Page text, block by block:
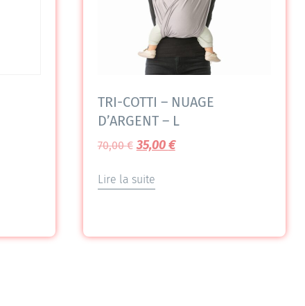
TRI-COTTI – NUAGE
D’ARGENT – L
70,00€ 35,00€
Lire la suite